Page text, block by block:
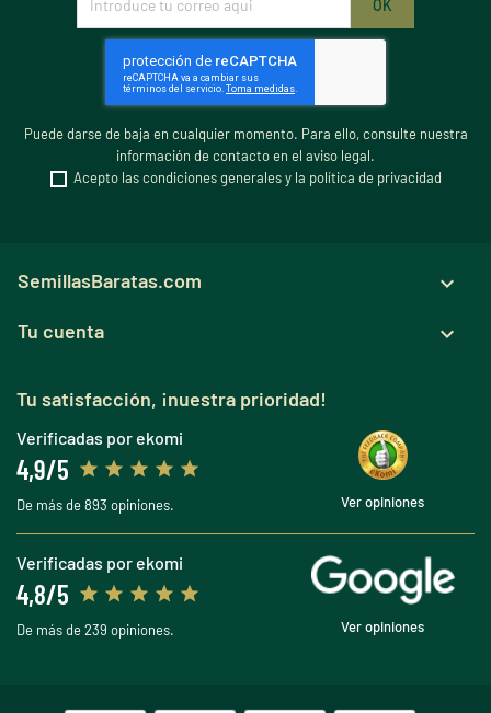
Puede darse de baja en cualquier momento. Para ello, consulte nuestra
información de contacto en el aviso legal.
Acepto las condiciones generales y la política de privacidad
SemillasBaratas.com 
Tu cuenta 
Tu satisfacción, ¡nuestra prioridad!
Verificadas por ekomi
4,9/5
De más de 893 opiniones. Ver opiniones
Verificadas por ekomi
4,8/5
De más de 239 opiniones. Ver opiniones